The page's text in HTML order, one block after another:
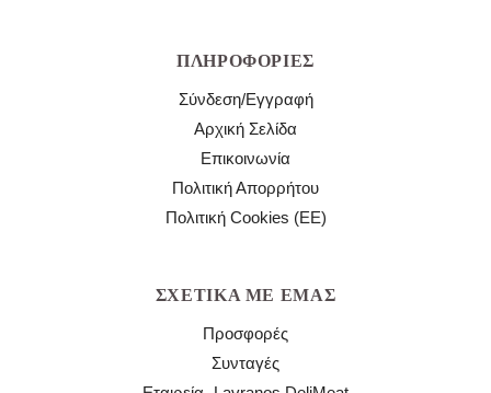
ΠΛΗΡΟΦΟΡΊΕΣ
Σύνδεση/Εγγραφή
Αρχική Σελίδα
Επικοινωνία
Πολιτική Απορρήτου
Πολιτική Cookies (ΕΕ)
ΣΧΕΤΙΚΆ ΜΕ ΕΜΆΣ
Προσφορές
Συνταγές